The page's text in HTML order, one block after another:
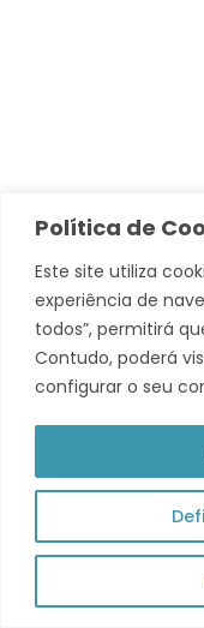
Política de
Este site utiliza
experiência de
todos”, permitirá
Contudo, poderá
configurar o seu